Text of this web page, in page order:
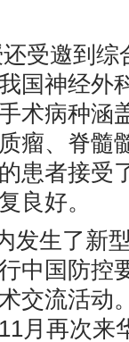
受邀到综
国神经外
术病种涵
瘤、脊髓
患者接受
良好。
发生了新
中国防控
交流活动
月再次来